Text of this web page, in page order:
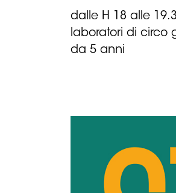
dalle H 18 alle
laboratori di circo
da 5 anni